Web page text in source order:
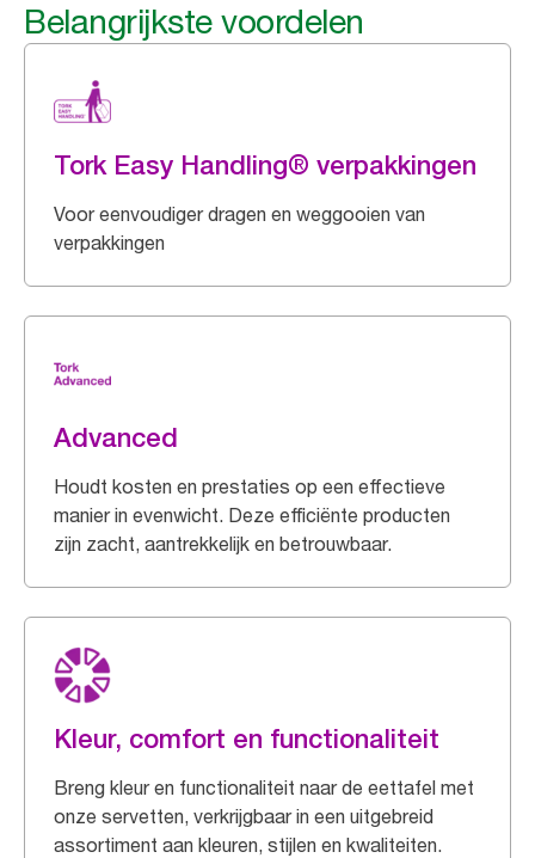
Belangrijkste voordelen
Tork Easy Handling® verpakkingen
Voor eenvoudiger dragen en weggooien van
verpakkingen
Advanced
Houdt kosten en prestaties op een effectieve
manier in evenwicht. Deze efficiënte producten
zijn zacht, aantrekkelijk en betrouwbaar.
Kleur, comfort en functionaliteit
Breng kleur en functionaliteit naar de eettafel met
onze servetten, verkrijgbaar in een uitgebreid
assortiment aan kleuren, stijlen en kwaliteiten.